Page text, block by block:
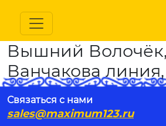
Вышний Волочёк,
Ванчакова линия,
Связаться с нами
sales@maximum123.ru